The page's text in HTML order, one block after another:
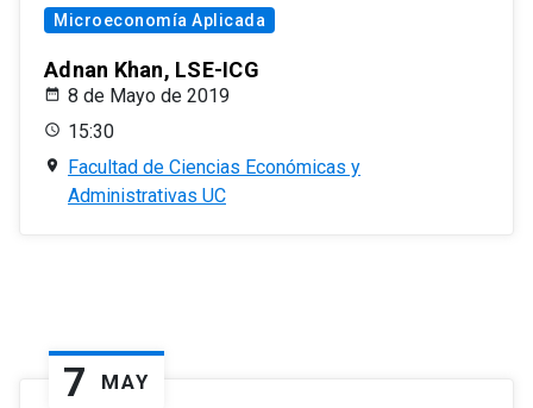
Microeconomía Aplicada
Adnan Khan, LSE-ICG
8 de Mayo de 2019
15:30
Facultad de Ciencias Económicas y
Administrativas UC
7 MAY